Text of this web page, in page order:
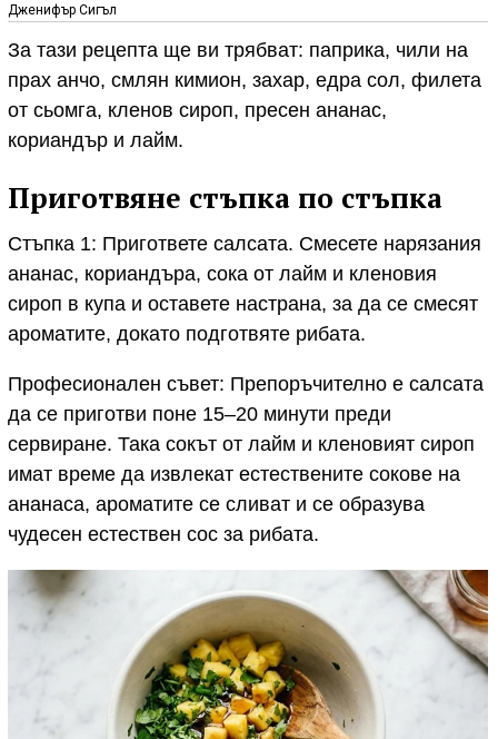
Дженифър Сигъл
За тази рецепта ще ви трябват: паприка, чили на
прах анчо, смлян кимион, захар, едра сол, филета
от сьомга, кленов сироп, пресен ананас,
кориандър и лайм.
Приготвяне стъпка по стъпка
Стъпка 1: Пригответе салсата. Смесете нарязания
ананас, кориандъра, сока от лайм и кленовия
сироп в купа и оставете настрана, за да се смесят
ароматите, докато подготвяте рибата.
Професионален съвет: Препоръчително е салсата
да се приготви поне 15–20 минути преди
сервиране. Така сокът от лайм и кленовият сироп
имат време да извлекат естествените сокове на
ананаса, ароматите се сливат и се образува
чудесен естествен сос за рибата.